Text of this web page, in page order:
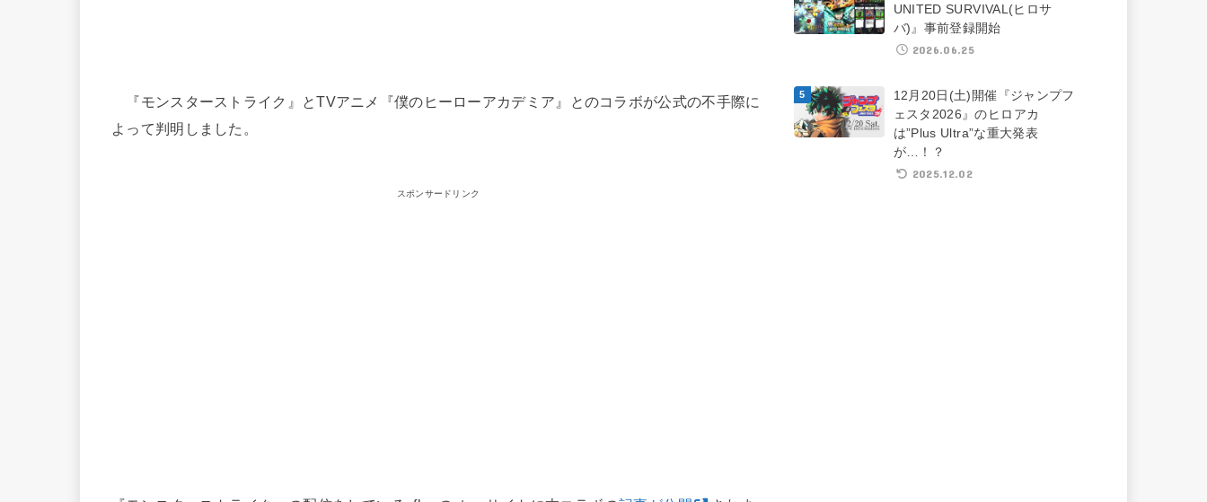
『モンスターストライク』とTVアニメ『僕のヒーローアカデミア』とのコラボが公式の不手際に
よって判明しました。
スポンサードリンク
UNITED SURVIVAL(ヒロサ
バ)』事前登録開始
2026.06.25
12月20日(土)開催『ジャンプフ
ェスタ2026』のヒロアカ
は”Plus Ultra”な重大発表
が…！？
2025.12.02